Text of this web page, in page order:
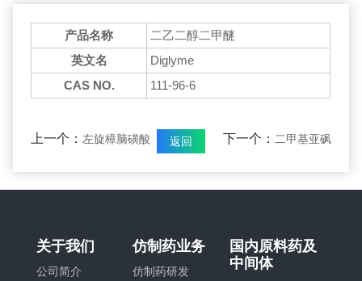
产品名称
二乙二醇二甲醚
英文名
Diglyme
CAS NO.
111-96-6
上一个：左旋樟脑磺酸 返回 下一个： 二甲基亚砜
关于我们
公司简介
仿制药业务
仿制药研发
国内原料药及
中间体